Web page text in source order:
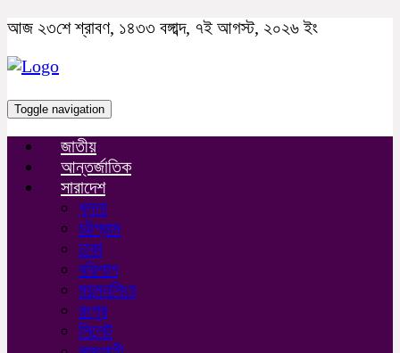
আজ ২৩শে শ্রাবণ, ১৪৩৩ বঙ্গাব্দ, ৭ই আগস্ট, ২০২৬ ইং
Toggle navigation
জাতীয়
আন্তর্জাতিক
সারাদেশ
খুলনা
চট্টগ্রাম
ঢাকা
বরিশাল
ময়মনসিংহ
রংপুর
সিলেট